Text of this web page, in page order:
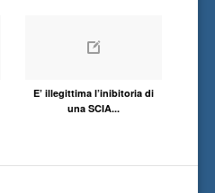
E’ illegittima l’inibitoria di
una SCIA...